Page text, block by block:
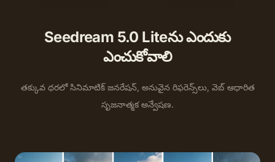
Seedream 5.0 Liteను ఎందుకు
ఎంచుకోవాలి
తక్కువ ధరలో సినిమాటిక్ జనరేషన్, అనువైన రిఫరెన్స్‌లు, వెబ్ ఆధారిత
సృజనాత్మక అన్వేషణ.